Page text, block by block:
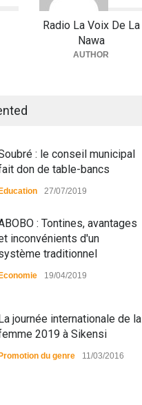
Radio La Voix De La
Nawa
AUTHOR
: le conseil municipal
don de table-bancs
Education 27/07/2019
: Tontines, avantages
inconvénients d'un
traditionnel
Economie 19/04/2019
journée internationale de la
2019 à Sikensi
du genre 11/03/2016